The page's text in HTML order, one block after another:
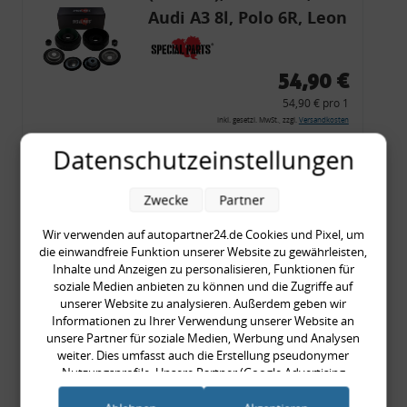
Audi A3 8l, Polo 6R, Leon
54,90 €
54,90 € pro 1
inkl. gesetzl. MwSt., zzgl. Versandkosten
Merkzettel
Rückleuchtenband mit
Blinker, rot, US-Ecken,
Audi 80 Cabrio, Typ 89,
OE-Nr.: 8G0945225 +
8G0945225C
999,99 €
Datenschutzeinstellungen
Wir verwenden auf autopartner24.de Cookies und Pixel, um
die einwandfreie Funktion unserer Website zu gewährleisten,
Inhalte und Anzeigen zu personalisieren, Funktionen für
soziale Medien anbieten zu können und die Zugriffe auf
unserer Website zu analysieren. Außerdem geben wir
Informationen zu Ihrer Verwendung unserer Website an
unsere Partner für soziale Medien, Werbung und Analysen
weiter. Dies umfasst auch die Erstellung pseudonymer
Nutzungsprofile. Unsere Partner (Google Advertising
Products) führen diese Informationen möglicherweise mit
Zwecke Partner